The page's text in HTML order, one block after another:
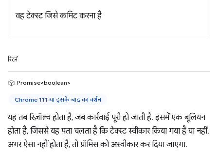
वह टेक्स्ट जिसे कमिट करना है
रिटर्न
Promise<boolean>
Chrome 111 या इसके बाद का वर्शन
यह तब रिज़ॉल्व होता है, जब कार्रवाई पूरी हो जाती है. इसमें एक बूलियन
होता है, जिससे यह पता चलता है कि टेक्स्ट स्वीकार किया गया है या नहीं.
अगर ऐसा नहीं होता है, तो प्रॉमिस को अस्वीकार कर दिया जाएगा.